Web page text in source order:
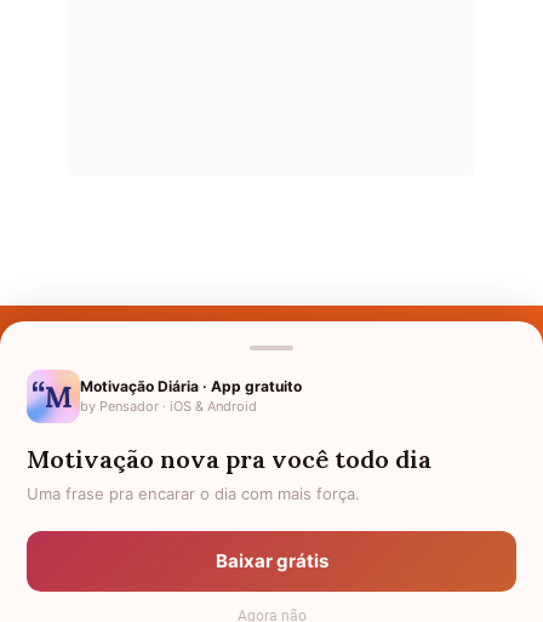
Nomes pelo Mundo
Política de Privacidade
Anuncie
Motivação Diária · App gratuito
by Pensador · iOS & Android
Motivação nova pra você todo dia
Uma frase pra encarar o dia com mais força.
Baixar grátis
Agora não